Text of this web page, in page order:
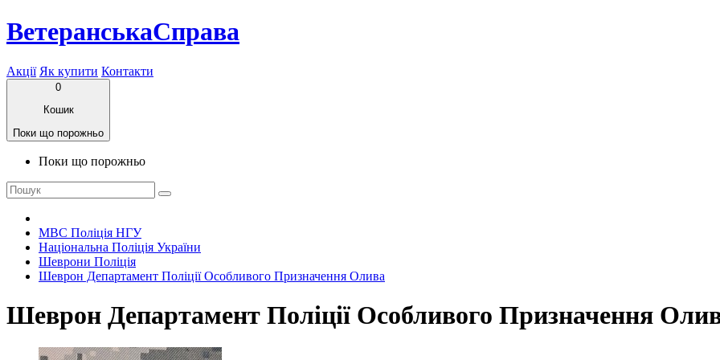
ВетеранськаСправа
Акції Як купити Контакти
0
Кошик
Поки що порожньо
Поки що порожньо
МВС Поліція НГУ
Національна Поліція України
Шеврони Поліція
Шеврон Департамент Поліції Особливого Призначення Олива
Шеврон Департамент Поліції Особливого Призначення